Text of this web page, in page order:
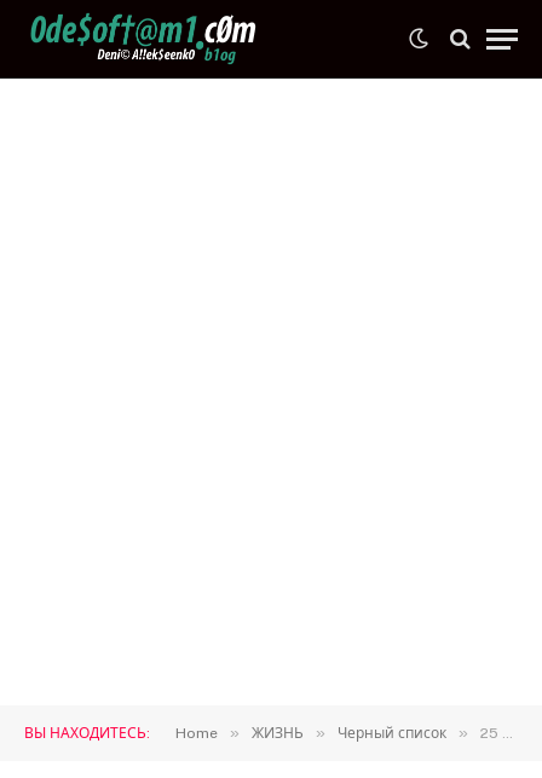
ВЫ НАХОДИТЕСЬ: Home » ЖИЗНЬ » Черный список » 25 звонков за 3 дня с номера аптеки в Барселоне — что происходит?